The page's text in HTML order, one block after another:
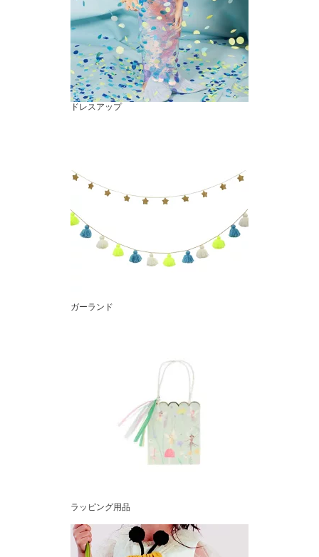
ドレスアップ
ガーランド
ラッピング用品